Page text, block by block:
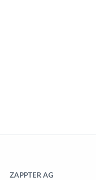
ZAPPTER AG